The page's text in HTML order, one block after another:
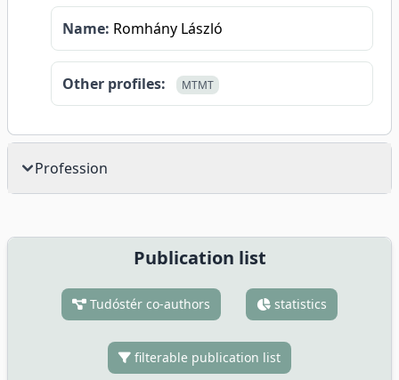
Name: Romhány László
Other profiles: MTMT
Profession
Publication list
Tudóstér co-authors statistics
filterable publication list